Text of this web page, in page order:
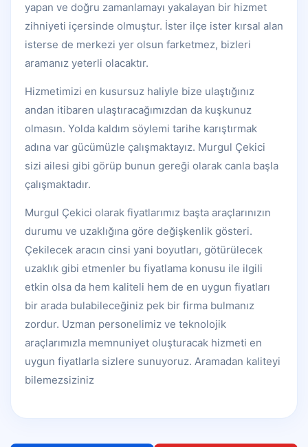
yapan ve doğru zamanlamayı yakalayan bir hizmet
zihniyeti içersinde olmuştur. İster ilçe ister kırsal alan
isterse de merkezi yer olsun farketmez, bizleri
aramanız yeterli olacaktır.
Hizmetimizi en kusursuz haliyle bize ulaştığınız
andan itibaren ulaştıracağımızdan da kuşkunuz
olmasın. Yolda kaldım söylemi tarihe karıştırmak
adına var gücümüzle çalışmaktayız. Murgul Çekici
sizi ailesi gibi görüp bunun gereği olarak canla başla
çalışmaktadır.
Murgul Çekici olarak fiyatlarımız başta araçlarınızın
durumu ve uzaklığına göre değişkenlik gösteri.
Çekilecek aracın cinsi yani boyutları, götürülecek
uzaklık gibi etmenler bu fiyatlama konusu ile ilgili
etkin olsa da hem kaliteli hem de en uygun fiyatları
bir arada bulabileceğiniz pek bir firma bulmanız
zordur. Uzman personelimiz ve teknolojik
araçlarımızla memnuniyet oluşturacak hizmeti en
uygun fiyatlarla sizlere sunuyoruz. Aramadan kaliteyi
bilemezsiziniz